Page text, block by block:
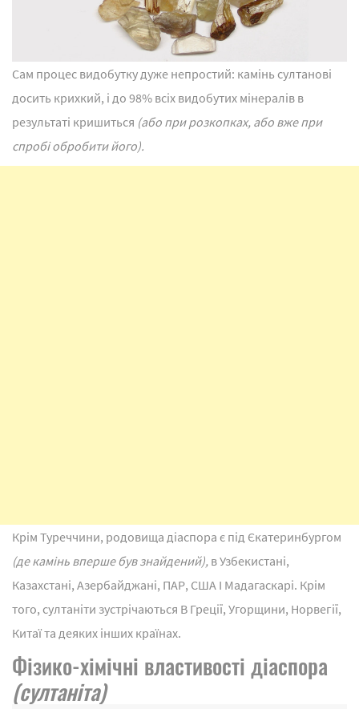
Сам процес видобутку дуже непростий: камінь султанові
досить крихкий, і до 98% всіх видобутих мінералів в
результаті кришиться (або при розкопках, або вже при
спробі обробити його).
Крім Туреччини, родовища діаспора є під Єкатеринбургом
(де камінь вперше був знайдений), в Узбекистані,
Казахстані, Азербайджані, ПАР, США І Мадагаскарі. Крім
того, султаніти зустрічаються В Греції, Угорщини, Норвегії,
Китаї та деяких інших країнах.
Фізико-хімічні властивості діаспора
(султаніта)